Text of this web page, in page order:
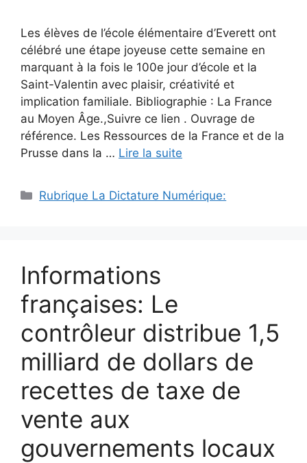
Les élèves de l’école élémentaire d’Everett ont
célébré une étape joyeuse cette semaine en
marquant à la fois le 100e jour d’école et la
Saint-Valentin avec plaisir, créativité et
implication familiale. Bibliographie : La France
au Moyen Âge.,Suivre ce lien . Ouvrage de
référence. Les Ressources de la France et de la
Prusse dans la … Lire la suite
Catégories
Rubrique La Dictature Numérique:
Informations
françaises: Le
contrôleur distribue 1,5
milliard de dollars de
recettes de taxe de
vente aux
gouvernements locaux